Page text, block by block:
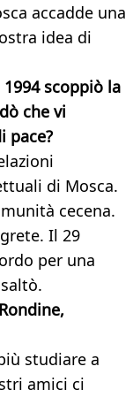
accadde una
idea di
scoppiò la
che vi
pace?
di Mosca.
cecena.
Il 29
per una
studiare a
amici ci